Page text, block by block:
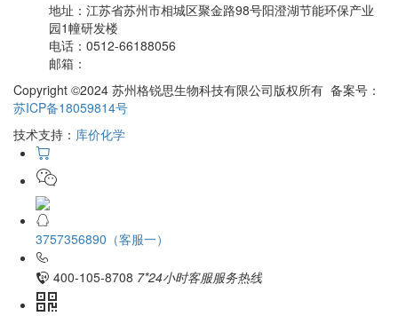
地址： 江苏省苏州市相城区聚金路98号阳澄湖节能环保产业
园1幢研发楼
电话： 0512-66188056
邮箱：
Copyright ©2024 苏州格锐思生物科技有限公司版权所有 备案号：
苏ICP备18059814号
技术支持： 库价化学
3757356890（客服一）
400-105-8708 7*24小时客服服务热线